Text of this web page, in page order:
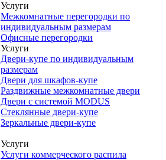
Услуги
Межкомнатные перегородки по
индивидуальным размерам
Офисные перегородки
Услуги
Двери-купе по индивидуальным
размерам
Двери для шкафов-купе
Раздвижные межкомнатные двери
Двери с системой MODUS
Стеклянные двери-купе
Зеркальные двери-купе
Услуги
Услуги коммерческого распила